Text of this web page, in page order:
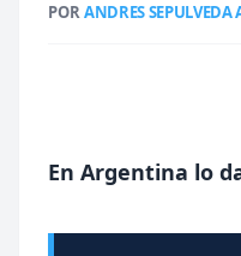
PORANDRES SEPULVEDA
En Argentina lo